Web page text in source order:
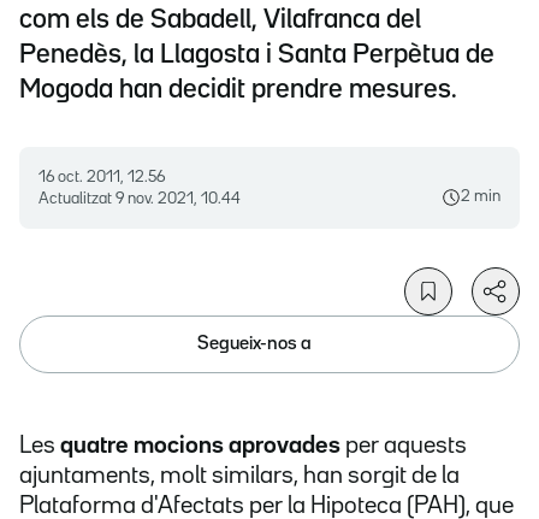
com els de Sabadell, Vilafranca del
Penedès, la Llagosta i Santa Perpètua de
Mogoda han decidit prendre mesures.
16 oct. 2011, 12.56
Actualitzat 9 nov. 2021, 10.44 2 min
Segueix-nos a
Les quatre mocions aprovades per aquests
ajuntaments, molt similars, han sorgit de la
Plataforma d'Afectats per la Hipoteca (PAH), que